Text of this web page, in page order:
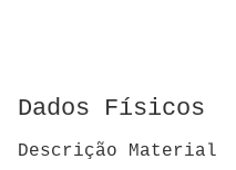
Dados Físicos
Descrição Material